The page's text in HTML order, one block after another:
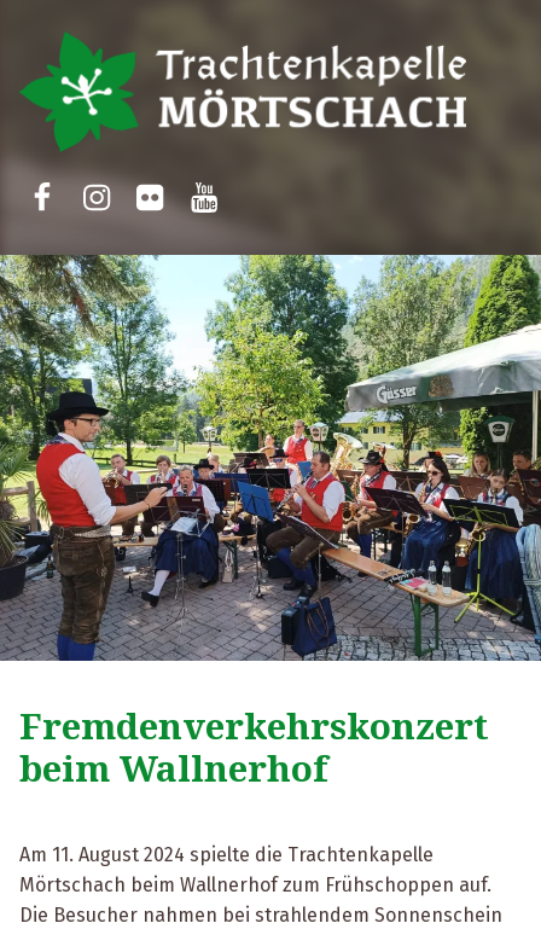
FacebookInstagram
Fremdenverkehrskonzert
beim Wallnerhof
Am 11. August 2024 spielte die Trachtenkapelle
Mörtschach beim Wallnerhof zum Frühschoppen auf.
Die Besucher nahmen bei strahlendem Sonnenschein